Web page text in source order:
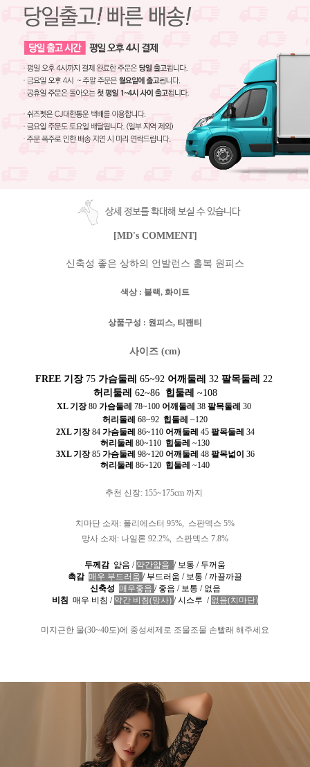
상세 정보를 확대해 보실 수 있습니다
[MD's COMMENT]
신축성 좋은 상하의 언발런스 홀복 원피스
색상: 블랙, 화이트
상품구성 : 원피스, 티팬티
사이즈 (cm)
FREE 기장 75 가슴둘레 65~92 어깨둘레 32 팔목둘레 22
허리둘레 62~86 힙둘레 ~108
XL 기장 80 가슴둘레 78~100 어깨둘레 38 팔목둘레 30
허리둘레 68~92 힙둘레 ~120
2XL 기장84 가슴둘레 86~110 어깨둘레 45 팔목둘레 34
허리둘레 80~110 힙둘레 ~130
3XL 기장85 가슴둘레 98~120 어깨둘레 48팔목넓이 36
허리둘레 86~120 힙둘레 ~140
추천 신장: 155~175cm 까지
치마단 소재: 폴리에스터 95%, 스판덱스 5%
망사 소재: 나일론 92.2%, 스판덱스 7.8%
두께감 얇음 / 약간얇음 / 보통 / 두꺼움
촉감 매우 부드러움 / 부드러움 / 보통 /까끌까끌
신축성 매우좋음 / 좋음 / 보통 / 없음
비침 매우 비침 / 약간 비침(망사) /시스루 / 없음(치마단)
미지근한 물(30~40도)에 중성세제로 조물조물 손빨래 해주세요